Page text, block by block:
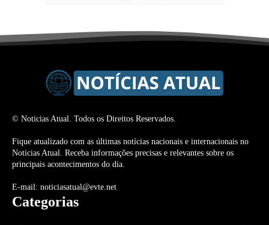
© Noticias Atual. Todos os Direitos Reservados.
Fique atualizado com as últimas notícias nacionais e internacionais no
Noticias Atual. Receba informações precisas e relevantes sobre os
principais acontecimentos do dia.
E-mail: noticiasatual@evte.net
Categorias